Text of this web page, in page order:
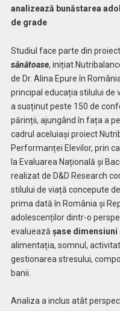
analizează bunăstarea
de grade
Studiul face parte din
sănătoase, inițiat
de Dr. Alina Epure în
principal educația stilului de
a susținut peste 150 de
părinții, ajungând în fața a
cadrul aceluiași proiect
Performanței Elevilor, prin
la Evaluarea Națională și
realizat de D&D Research
stilului de viață concepute
prima dată în România și
adolescenților dintr-o
evaluează șase dimensiuni
alimentația, somnul,
gestionarea stresului,
banii.
Analiza a inclus atât